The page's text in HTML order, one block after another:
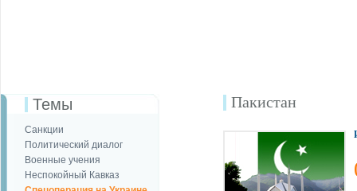
Темы
Санкции
Политический диалог
Военные учения
Неспокойный Кавказ
Пакистан